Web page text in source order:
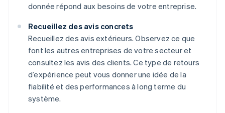
donnée répond aux besoins de votre entreprise.
Recueillez des avis concrets
Recueillez des avis extérieurs. Observez ce que
font les autres entreprises de votre secteur et
consultez les avis des clients. Ce type de retours
d’expérience peut vous donner une idée de la
fiabilité et des performances à long terme du
système.